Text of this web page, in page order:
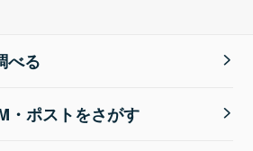
べる
・ポストをさがす